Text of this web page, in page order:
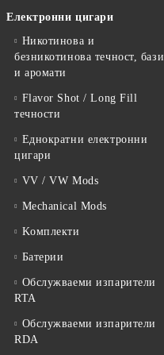
Електронни цигари
Никотинова и
безникотинова течност, бази
и аромати
Flavor Shot / Long Fill
течности
Еднократни електронни
цигари
VV / VW Mods
Mechanical Mods
Kомплекти
Батерии
Обслужваеми изпарители
RTA
Обслужваеми изпарители
RDA